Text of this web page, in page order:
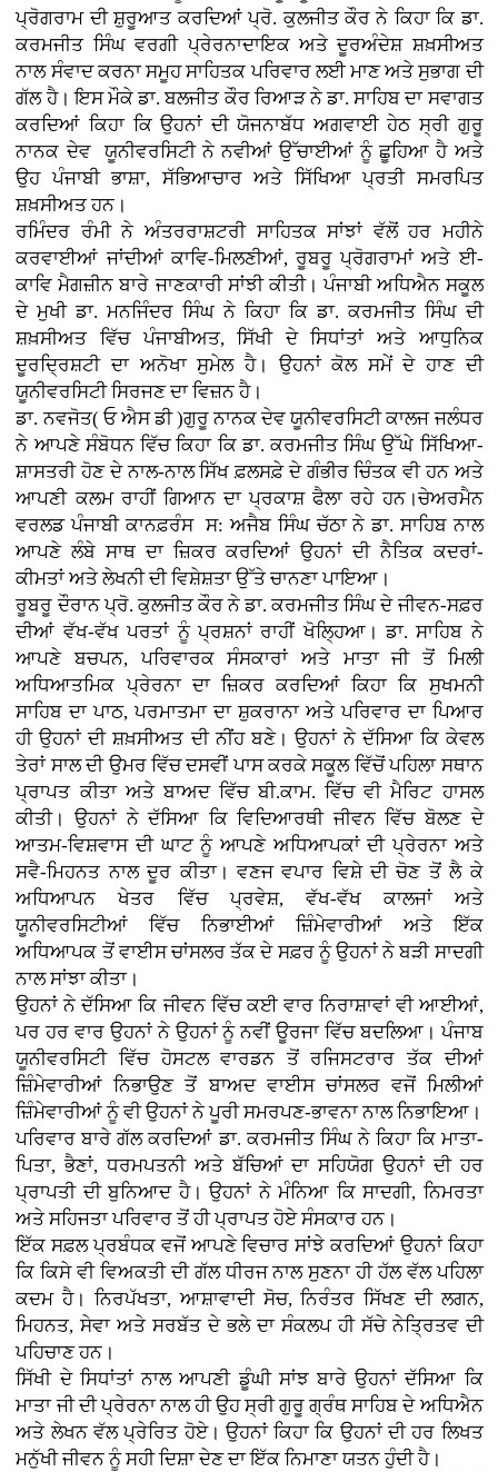
ਪ੍ਰੋਗਰਾਮ ਦੀ ਸ਼ੁਰੂਆਤ ਕਰਦਿਆਂ ਪ੍ਰੋ. ਕੁਲਜੀਤ ਕੌਰ ਨੇ ਕਿਹਾ ਕਿ ਡਾ.
ਕਰਮਜੀਤ ਸਿੰਘ ਵਰਗੀ ਪ੍ਰੇਰਨਾਦਾਇਕ ਅਤੇ ਦੂਰਅੰਦੇਸ਼ ਸ਼ਖ਼ਸੀਅਤ
ਨਾਲ ਸੰਵਾਦ ਕਰਨਾ ਸਮੂਹ ਸਾਹਿਤਕ ਪਰਿਵਾਰ ਲਈ ਮਾਣ ਅਤੇ ਸੁਭਾਗ ਦੀ
ਗੱਲ ਹੈ। ਇਸ ਮੌਕੇ ਡਾ. ਬਲਜੀਤ ਕੌਰ ਰਿਆੜ ਨੇ ਡਾ. ਸਾਹਿਬ ਦਾ ਸਵਾਗਤ
ਕਰਦਿਆਂ ਕਿਹਾ ਕਿ ਉਹਨਾਂ ਦੀ ਯੋਜਨਾਬੱਧ ਅਗਵਾਈ ਹੇਠ ਸ੍ਰੀ ਗੁਰੂ
ਨਾਨਕ ਦੇਵ ਯੂਨੀਵਰਸਿਟੀ ਨੇ ਨਵੀਆਂ ਉੱਚਾਈਆਂ ਨੂੰ ਛੂਹਿਆ ਹੈ ਅਤੇ
ਉਹ ਪੰਜਾਬੀ ਭਾਸ਼ਾ, ਸੱਭਿਆਚਾਰ ਅਤੇ ਸਿੱਖਿਆ ਪ੍ਰਤੀ ਸਮਰਪਿਤ
ਸ਼ਖ਼ਸੀਅਤ ਹਨ।
ਰਮਿੰਦਰ ਰੰਮੀ ਨੇ ਅੰਤਰਰਾਸ਼ਟਰੀ ਸਾਹਿਤਕ ਸਾਂਝਾਂ ਵੱਲੋਂ ਹਰ ਮਹੀਨੇ
ਕਰਵਾਈਆਂ ਜਾਂਦੀਆਂ ਕਾਵਿ-ਮਿਲਣੀਆਂ, ਰੂਬਰੂ ਪ੍ਰੋਗਰਾਮਾਂ ਅਤੇ ਈ-
ਕਾਵਿ ਮੈਗਜ਼ੀਨ ਬਾਰੇ ਜਾਣਕਾਰੀ ਸਾਂਝੀ ਕੀਤੀ। ਪੰਜਾਬੀ ਅਧਿਐਨ ਸਕੂਲ
ਦੇ ਮੁਖੀ ਡਾ. ਮਨਜਿੰਦਰ ਸਿੰਘ ਨੇ ਕਿਹਾ ਕਿ ਡਾ. ਕਰਮਜੀਤ ਸਿੰਘ ਦੀ
ਸ਼ਖ਼ਸੀਅਤ ਵਿੱਚ ਪੰਜਾਬੀਅਤ, ਸਿੱਖੀ ਦੇ ਸਿਧਾਂਤਾਂ ਅਤੇ ਆਧੁਨਿਕ
ਦੂਰਦ੍ਰਿਸ਼ਟੀ ਦਾ ਅਨੋਖਾ ਸੁਮੇਲ ਹੈ। ਉਹਨਾਂ ਕੋਲ ਸਮੇਂ ਦੇ ਹਾਣ ਦੀ
ਯੂਨੀਵਰਸਿਟੀ ਸਿਰਜਣ ਦਾ ਵਿਜ਼ਨ ਹੈ।
ਡਾ. ਨਵਜੋਤ( ਓ ਐਸ ਡੀ )ਗੁਰੂ ਨਾਨਕ ਦੇਵ ਯੂਨੀਵਰਸਿਟੀ ਕਾਲਜ ਜਲੰਧਰ
ਨੇ ਆਪਣੇ ਸੰਬੋਧਨ ਵਿੱਚ ਕਿਹਾ ਕਿ ਡਾ. ਕਰਮਜੀਤ ਸਿੰਘ ਉੱਘੇ ਸਿੱਖਿਆ-
ਸ਼ਾਸਤਰੀ ਹੋਣ ਦੇ ਨਾਲ-ਨਾਲ ਸਿੱਖ ਫ਼ਲਸਫ਼ੇ ਦੇ ਗੰਭੀਰ ਚਿੰਤਕ ਵੀ ਹਨ ਅਤੇ
ਆਪਣੀ ਕਲਮ ਰਾਹੀਂ ਗਿਆਨ ਦਾ ਪ੍ਰਕਾਸ਼ ਫੈਲਾ ਰਹੇ ਹਨ।ਚੇਅਰਮੈਨ
ਵਰਲਡ ਪੰਜਾਬੀ ਕਾਨਫ਼ਰੰਸ ਸ: ਅਜੈਬ ਸਿੰਘ ਚੱਠਾ ਨੇ ਡਾ. ਸਾਹਿਬ ਨਾਲ
ਆਪਣੇ ਲੰਬੇ ਸਾਥ ਦਾ ਜ਼ਿਕਰ ਕਰਦਿਆਂ ਉਹਨਾਂ ਦੀ ਨੈਤਿਕ ਕਦਰਾਂ-
ਕੀਮਤਾਂ ਅਤੇ ਲੇਖਨੀ ਦੀ ਵਿਸ਼ੇਸ਼ਤਾ ਉੱਤੇ ਚਾਨਣਾ ਪਾਇਆ।
ਰੂਬਰੂ ਦੌਰਾਨ ਪ੍ਰੋ. ਕੁਲਜੀਤ ਕੌਰ ਨੇ ਡਾ. ਕਰਮਜੀਤ ਸਿੰਘ ਦੇ ਜੀਵਨ-ਸਫ਼ਰ
ਦੀਆਂ ਵੱਖ-ਵੱਖ ਪਰਤਾਂ ਨੂੰ ਪ੍ਰਸ਼ਨਾਂ ਰਾਹੀਂ ਖੋਲ੍ਹਿਆ। ਡਾ. ਸਾਹਿਬ ਨੇ
ਆਪਣੇ ਬਚਪਨ, ਪਰਿਵਾਰਕ ਸੰਸਕਾਰਾਂ ਅਤੇ ਮਾਤਾ ਜੀ ਤੋਂ ਮਿਲੀ
ਅਧਿਆਤਮਿਕ ਪ੍ਰੇਰਨਾ ਦਾ ਜ਼ਿਕਰ ਕਰਦਿਆਂ ਕਿਹਾ ਕਿ ਸੁਖਮਨੀ
ਸਾਹਿਬ ਦਾ ਪਾਠ, ਪਰਮਾਤਮਾ ਦਾ ਸ਼ੁਕਰਾਨਾ ਅਤੇ ਪਰਿਵਾਰ ਦਾ ਪਿਆਰ
ਹੀ ਉਹਨਾਂ ਦੀ ਸ਼ਖ਼ਸੀਅਤ ਦੀ ਨੀਂਹ ਬਣੇ। ਉਹਨਾਂ ਨੇ ਦੱਸਿਆ ਕਿ ਕੇਵਲ
ਤੇਰਾਂ ਸਾਲ ਦੀ ਉਮਰ ਵਿੱਚ ਦਸਵੀਂ ਪਾਸ ਕਰਕੇ ਸਕੂਲ ਵਿੱਚੋਂ ਪਹਿਲਾ ਸਥਾਨ
ਪ੍ਰਾਪਤ ਕੀਤਾ ਅਤੇ ਬਾਅਦ ਵਿੱਚ ਬੀ.ਕਾਮ. ਵਿੱਚ ਵੀ ਮੈਰਿਟ ਹਾਸਲ
ਕੀਤੀ। ਉਹਨਾਂ ਨੇ ਦੱਸਿਆ ਕਿ ਵਿਦਿਆਰਥੀ ਜੀਵਨ ਵਿੱਚ ਬੋਲਣ ਦੇ
ਆਤਮ-ਵਿਸ਼ਵਾਸ ਦੀ ਘਾਟ ਨੂੰ ਆਪਣੇ ਅਧਿਆਪਕਾਂ ਦੀ ਪ੍ਰੇਰਨਾ ਅਤੇ
ਸਵੈ-ਮਿਹਨਤ ਨਾਲ ਦੂਰ ਕੀਤਾ। ਵਣਜ ਵਪਾਰ ਵਿਸ਼ੇ ਦੀ ਚੋਣ ਤੋਂ ਲੈ ਕੇ
ਅਧਿਆਪਨ ਖੇਤਰ ਵਿੱਚ ਪ੍ਰਵੇਸ਼, ਵੱਖ-ਵੱਖ ਕਾਲਜਾਂ ਅਤੇ
ਯੂਨੀਵਰਸਿਟੀਆਂ ਵਿੱਚ ਨਿਭਾਈਆਂ ਜ਼ਿੰਮੇਵਾਰੀਆਂ ਅਤੇ ਇੱਕ
ਅਧਿਆਪਕ ਤੋਂ ਵਾਈਸ ਚਾਂਸਲਰ ਤੱਕ ਦੇ ਸਫ਼ਰ ਨੂੰ ਉਹਨਾਂ ਨੇ ਬੜੀ ਸਾਦਗੀ
ਨਾਲ ਸਾਂਝਾ ਕੀਤਾ।
ਉਹਨਾਂ ਨੇ ਦੱਸਿਆ ਕਿ ਜੀਵਨ ਵਿੱਚ ਕਈ ਵਾਰ ਨਿਰਾਸ਼ਾਵਾਂ ਵੀ ਆਈਆਂ,
ਪਰ ਹਰ ਵਾਰ ਉਹਨਾਂ ਨੇ ਉਹਨਾਂ ਨੂੰ ਨਵੀਂ ਊਰਜਾ ਵਿੱਚ ਬਦਲਿਆ। ਪੰਜਾਬ
ਯੂਨੀਵਰਸਿਟੀ ਵਿੱਚ ਹੋਸਟਲ ਵਾਰਡਨ ਤੋਂ ਰਜਿਸਟਰਾਰ ਤੱਕ ਦੀਆਂ
ਜ਼ਿੰਮੇਵਾਰੀਆਂ ਨਿਭਾਉਣ ਤੋਂ ਬਾਅਦ ਵਾਈਸ ਚਾਂਸਲਰ ਵਜੋਂ ਮਿਲੀਆਂ
ਜ਼ਿੰਮੇਵਾਰੀਆਂ ਨੂੰ ਵੀ ਉਹਨਾਂ ਨੇ ਪੂਰੀ ਸਮਰਪਣ-ਭਾਵਨਾ ਨਾਲ ਨਿਭਾਇਆ।
ਪਰਿਵਾਰ ਬਾਰੇ ਗੱਲ ਕਰਦਿਆਂ ਡਾ. ਕਰਮਜੀਤ ਸਿੰਘ ਨੇ ਕਿਹਾ ਕਿ ਮਾਤਾ-
ਪਿਤਾ, ਭੈਣਾਂ, ਧਰਮਪਤਨੀ ਅਤੇ ਬੱਚਿਆਂ ਦਾ ਸਹਿਯੋਗ ਉਹਨਾਂ ਦੀ ਹਰ
ਪ੍ਰਾਪਤੀ ਦੀ ਬੁਨਿਆਦ ਹੈ। ਉਹਨਾਂ ਨੇ ਮੰਨਿਆ ਕਿ ਸਾਦਗੀ, ਨਿਮਰਤਾ
ਅਤੇ ਸਹਿਜਤਾ ਪਰਿਵਾਰ ਤੋਂ ਹੀ ਪ੍ਰਾਪਤ ਹੋਏ ਸੰਸਕਾਰ ਹਨ।
ਇੱਕ ਸਫ਼ਲ ਪ੍ਰਬੰਧਕ ਵਜੋਂ ਆਪਣੇ ਵਿਚਾਰ ਸਾਂਝੇ ਕਰਦਿਆਂ ਉਹਨਾਂ ਕਿਹਾ
ਕਿ ਕਿਸੇ ਵੀ ਵਿਅਕਤੀ ਦੀ ਗੱਲ ਧੀਰਜ ਨਾਲ ਸੁਣਨਾ ਹੀ ਹੱਲ ਵੱਲ ਪਹਿਲਾ
ਕਦਮ ਹੈ। ਨਿਰਪੱਖਤਾ, ਆਸ਼ਾਵਾਦੀ ਸੋਚ, ਨਿਰੰਤਰ ਸਿੱਖਣ ਦੀ ਲਗਨ,
ਮਿਹਨਤ, ਸੇਵਾ ਅਤੇ ਸਰਬੱਤ ਦੇ ਭਲੇ ਦਾ ਸੰਕਲਪ ਹੀ ਸੱਚੇ ਨੇਤ੍ਰਿਤਵ ਦੀ
ਪਹਿਚਾਣ ਹਨ।
ਸਿੱਖੀ ਦੇ ਸਿਧਾਂਤਾਂ ਨਾਲ ਆਪਣੀ ਡੂੰਘੀ ਸਾਂਝ ਬਾਰੇ ਉਹਨਾਂ ਦੱਸਿਆ ਕਿ
ਮਾਤਾ ਜੀ ਦੀ ਪ੍ਰੇਰਨਾ ਨਾਲ ਹੀ ਉਹ ਸ੍ਰੀ ਗੁਰੂ ਗ੍ਰੰਥ ਸਾਹਿਬ ਦੇ ਅਧਿਐਨ
ਅਤੇ ਲੇਖਨ ਵੱਲ ਪ੍ਰੇਰਿਤ ਹੋਏ। ਉਹਨਾਂ ਕਿਹਾ ਕਿ ਉਹਨਾਂ ਦੀ ਹਰ ਲਿਖਤ
ਮਨੁੱਖੀ ਜੀਵਨ ਨੂੰ ਸਹੀ ਦਿਸ਼ਾ ਦੇਣ ਦਾ ਇੱਕ ਨਿਮਾਣਾ ਯਤਨ ਹੁੰਦੀ ਹੈ।